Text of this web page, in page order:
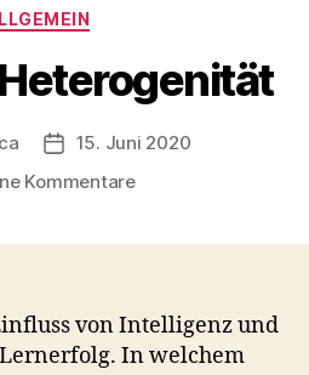
Kategorien
Veröffentlichungsdatum
15. Juni 2020
Kommentarezu
von Intelligenz und
In welchem